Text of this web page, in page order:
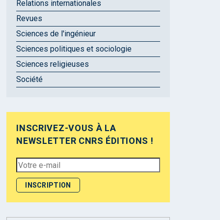
Relations internationales
Revues
Sciences de l'ingénieur
Sciences politiques et sociologie
Sciences religieuses
Société
INSCRIVEZ-VOUS À LA
NEWSLETTER CNRS ÉDITIONS !